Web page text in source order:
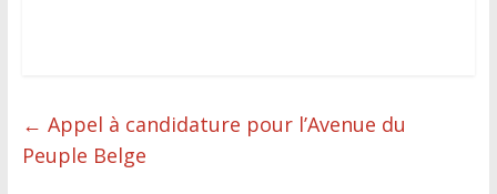
← Appel à candidature pour l’Avenue du
Peuple Belge